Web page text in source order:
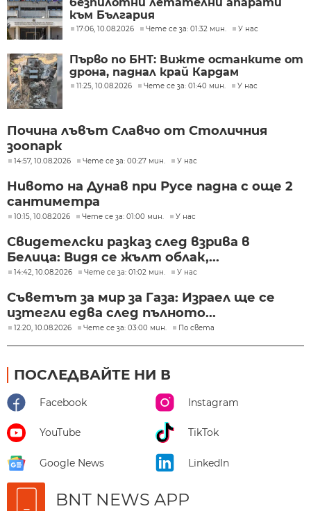
към България
17:06, 10.08.2026 Чете се за: 01:32 мин. У нас
Първо по БНТ: Вижте останките от
дрона, паднал край Кардам
11:25, 10.08.2026 Чете се за: 01:40 мин. У нас
Почина лъвът Славчо от Столичния
зоопарк
14:57, 10.08.2026 Чете се за: 00:27 мин. У нас
Нивото на Дунав при Русе падна с още 2
сантиметра
10:15, 10.08.2026 Чете се за: 01:00 мин. У нас
Свидетелски разказ след взрива в
Белица: Видя се жълт облак,...
14:42, 10.08.2026 Чете се за: 01:02 мин. У нас
Съветът за мир за Газа: Израел ще се
изтегли едва след пълното...
12:20, 10.08.2026 Чете се за: 03:00 мин. По света
ПОСЛЕДВАЙТЕ НИ В
Facebook Instagram
YouTube TikTok
Google News LinkedIn
BNT NEWS APP